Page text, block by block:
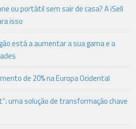
ou portátil sem sair de casa? A iSell
isso
está a aumentar a sua gama e a
de 20% na Europa Ocidental
uma solução de transformação chave